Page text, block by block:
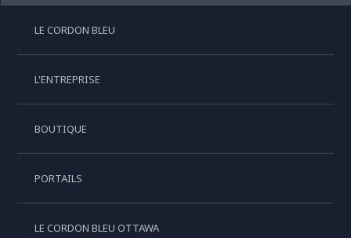
LE CORDON BLEU
L'ENTREPRISE
BOUTIQUE
PORTAILS
LE CORDON BLEU OTTAWA